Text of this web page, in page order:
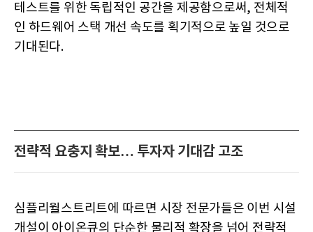
테스트를 위한 독립적인 공간을 제공함으로써, 전체적
인 하드웨어 스택 개선 속도를 획기적으로 높일 것으로
기대된다.
전략적 요충지 확보… 투자자 기대감 고조
심플리월스트리트에 따르면 시장 전문가들은 이번 시설
개설이 아이온큐의 단순한 물리적 확장을 넘어 전략적